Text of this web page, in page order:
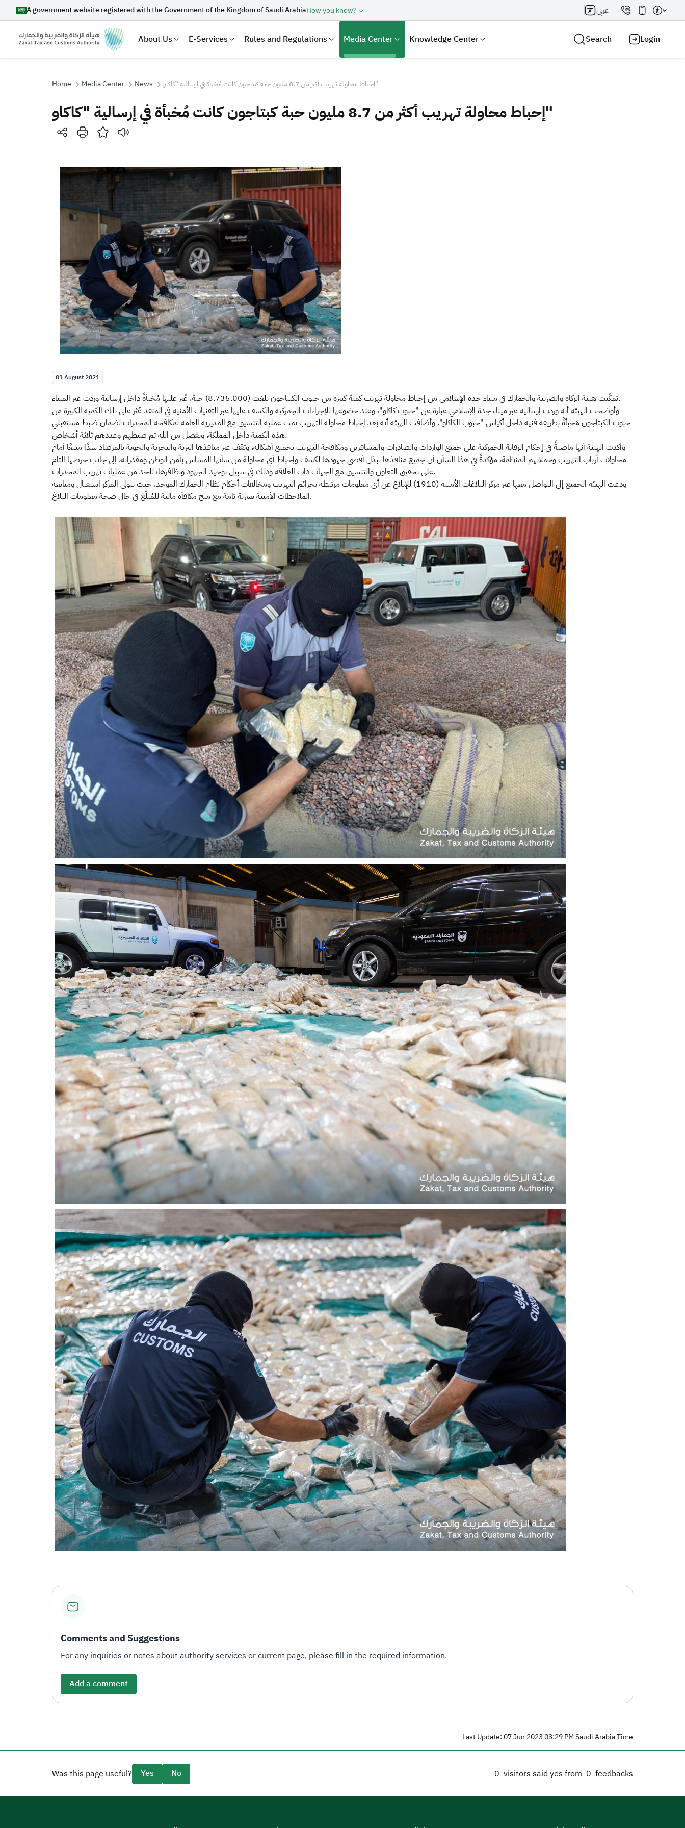
A government website registered with the Government of the Kingdom of Saudi ArabiaHow you know? عربي
About Us E-Services Rules and Regulations Media Center Knowledge Center Search Login
Search
Suggestions
Customs Tax Declaration Real Estate Transactions
Home Media Center News إحباط محاولة تهريب أكثر من 8.7 مليون حبة كبتاجون كانت مُخبأة في إرسالية "كاكاو"
إحباط محاولة تهريب أكثر من 8.7 مليون حبة كبتاجون كانت مُخبأة في إرسالية "كاكاو"
01 August 2021
تمكّنت هيئة الزكاة والضريبة والجمارك في ميناء جدة الإسلامي من إحباط محاولة تهريب كمية كبيرة من حبوب الكبتاجون بلغت (8.735.000) حبة، عُثر عليها مُخبأةً داخل إرسالية وردت عبر الميناء.
وأوضحت الهيئة أنه وردت إرسالية عبر ميناء جدة الإسلامي عبارة عن "حبوب كاكاو"، وعند خضوعها للإجراءات الجمركية والكشف عليها عبر التقنيات الأمنية في المنفذ عُثر على تلك الكمية الكبيرة من
حبوب الكبتاجون مُخبأةً بطريقة فنية داخل أكياس "حبوب الكاكاو". وأضافت الهيئة أنه بعد إحباط محاولة التهريب تمت عملية التنسيق مع المديرية العامة لمكافحة المخدرات لضمان ضبط مستقبلي
هذه الكمية داخل المملكة، وبفضل من الله تم ضبطهم وعددهم ثلاثة أشخاص.
وأكدت الهيئة أنها ماضيةً في إحكام الرقابة الجمركية على جميع الواردات والصادرات والمسافرين ومكافحة التهريب بجميع أشكاله، وتقف عبر منافذها البرية والبحرية والجوية بالمرصاد سدًا منيعًا أمام
محاولات أرباب التهريب وحملاتهم المنظمة، مؤكدةً في هذا الشأن أن جميع منافذها تبذل أقصى جهودها لكشف وإحباط أي محاولة من شأنها المساس بأمن الوطن ومقدراته، إلى جانب حرصها التام
على تحقيق التعاون والتنسيق مع الجهات ذات العلاقة وذلك في سبيل توحيد الجهود وتظافرها؛ للحد من عمليات تهريب المخدرات.
ودعت الهيئة الجميع إلى التواصل معها عبر مركز البلاغات الأمنية (1910) للإبلاغ عن أي معلومات مرتبطة بجرائم التهريب ومخالفات أحكام نظام الجمارك الموحد، حيث يتولى المركز استقبال ومتابعة
الملاحظات الأمنية بسرية تامة مع منح مكافأة مالية للمُبلّغ في حال صحة معلومات البلاغ.
Comments and Suggestions
For any inquiries or notes about authority services or current page, please fill in the required information.
Add a comment
Last Update: 07 Jun 2023 03:29 PM Saudi Arabia Time
0 visitors said yes from 0 feedbacks
Was this page useful? Yes No